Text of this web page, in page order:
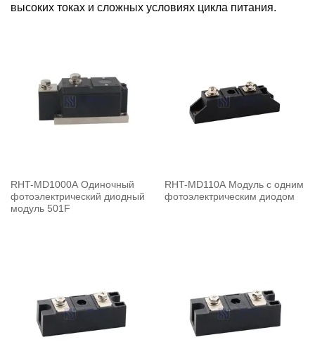
высоких токах и сложных условиях цикла питания.
RHT-MD1000A Одиночный
фотоэлектрический диодный
модуль 501F
RHT-MD110A Модуль с одним
фотоэлектрическим диодом